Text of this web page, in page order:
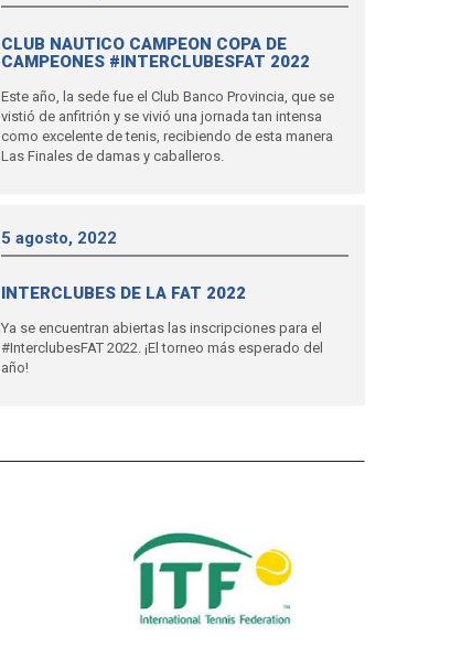
CLUB NAUTICO CAMPEON COPA DE
CAMPEONES #INTERCLUBESFAT 2022
Este año, la sede fue el Club Banco Provincia, que se
vistió de anfitrión y se vivió una jornada tan intensa
como excelente de tenis, recibiendo de esta manera
Las Finales de damas y caballeros.
5 agosto, 2022
INTERCLUBES DE LA FAT 2022
Ya se encuentran abiertas las inscripciones para el
#InterclubesFAT 2022. ¡El torneo más esperado del
año!